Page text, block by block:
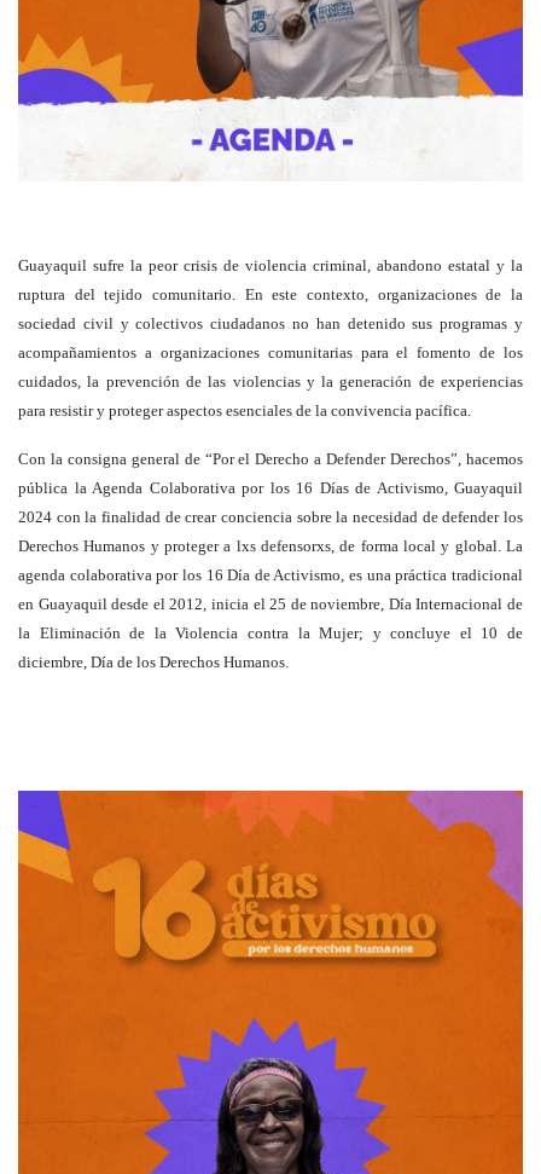
Guayaquil sufre la peor crisis de violencia criminal, abandono estatal y la
ruptura del tejido comunitario. En este contexto, organizaciones de la
sociedad civil y colectivos ciudadanos no han detenido sus programas y
acompañamientos a organizaciones comunitarias para el fomento de los
cuidados, la prevención de las violencias y la generación de experiencias
para resistir y proteger aspectos esenciales de la convivencia pacífica.
Con la consigna general de “Por el Derecho a Defender Derechos”, hacemos
pública la Agenda Colaborativa por los 16 Días de Activismo, Guayaquil
2024 con la finalidad de crear conciencia sobre la necesidad de defender los
Derechos Humanos y proteger a lxs defensorxs, de forma local y global. La
agenda colaborativa por los 16 Día de Activismo, es una práctica tradicional
en Guayaquil desde el 2012, inicia el 25 de noviembre, Día Internacional de
la Eliminación de la Violencia contra la Mujer; y concluye el 10 de
diciembre, Día de los Derechos Humanos.